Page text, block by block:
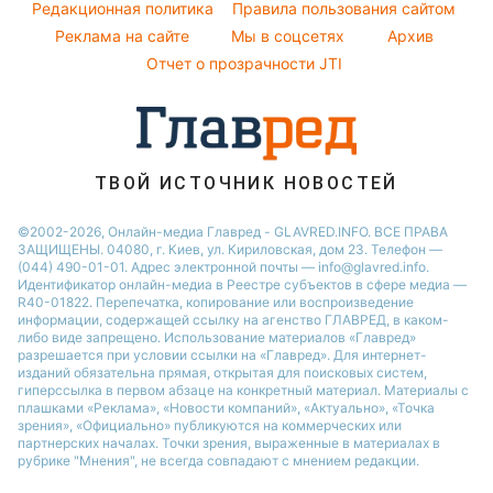
Максим Галкин
Настя Каменских
Погода на завтра
Пылевая буря
Редакционная политика
Правила пользования сайтом
Реклама на сайте
Мы в соцсетях
Архив
Отчет о прозрачности JTI
ТВОЙ ИСТОЧНИК НОВОСТЕЙ
©2002-2026, Онлайн-медиа Главред - GLAVRED.INFO. ВСЕ ПРАВА
ЗАЩИЩЕНЫ. 04080, г. Киев, ул. Кириловская, дом 23. Телефон —
(044) 490-01-01. Адрес электронной почты — info@glavred.info.
Идентификатор онлайн-медиа в Реестре cубъектов в сфере медиа —
R40-01822. Перепечатка, копирование или воспроизведение
информации, содержащей ссылку на агенство ГЛАВРЕД, в каком-
либо виде запрещено. Использование материалов «Главред»
разрешается при условии ссылки на «Главред». Для интернет-
изданий обязательна прямая, открытая для поисковых систем,
гиперссылка в первом абзаце на конкретный материал. Материалы с
плашками «Реклама», «Новости компаний», «Актуально», «Точка
зрения», «Официально» публикуются на коммерческих или
партнерских началах. Точки зрения, выраженные в материалах в
рубрике "Мнения", не всегда совпадают с мнением редакции.